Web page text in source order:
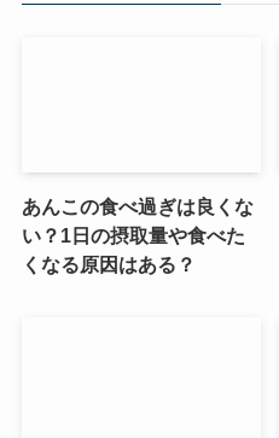
あんこの食べ過ぎは良くな
い？1日の摂取量や食べた
くなる原因はある？